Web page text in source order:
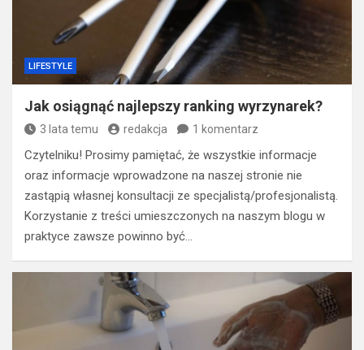
LIFESTYLE
Jak osiągnąć najlepszy ranking wyrzynarek?
3 lata temu redakcja 1 komentarz
Czytelniku! Prosimy pamiętać, że wszystkie informacje
oraz informacje wprowadzone na naszej stronie nie
zastąpią własnej konsultacji ze specjalistą/profesjonalistą.
Korzystanie z treści umieszczonych na naszym blogu w
praktyce zawsze powinno być…